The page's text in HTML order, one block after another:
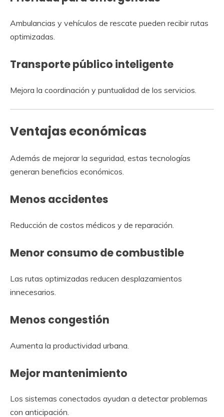
Ambulancias y vehículos de rescate pueden recibir rutas
optimizadas.
Transporte público inteligente
Mejora la coordinación y puntualidad de los servicios.
Ventajas económicas
Además de mejorar la seguridad, estas tecnologías
generan beneficios económicos.
Menos accidentes
Reducción de costos médicos y de reparación.
Menor consumo de combustible
Las rutas optimizadas reducen desplazamientos
innecesarios.
Menos congestión
Aumenta la productividad urbana.
Mejor mantenimiento
Los sistemas conectados ayudan a detectar problemas
con anticipación.